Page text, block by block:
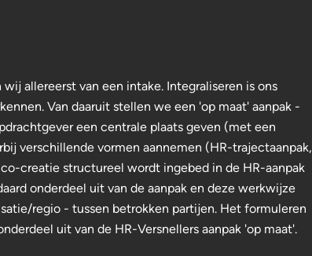
allereerst van een intake. Integraliseren is ons
Van daaruit stellen we een 'op maat' aanpak -
een centrale plaats geven (met een
verschillende vormen aannemen (HR-trajectaanpak,
creatie structureel wordt ingebed in de HR-aanpak
onderdeel uit van de aanpak en deze werkwijze
regio - tussen betrokken partijen. Het formuleren
uit van de HR-Versnellers aanpak 'op maat'.